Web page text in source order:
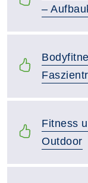
–
Fitness
Outdoor